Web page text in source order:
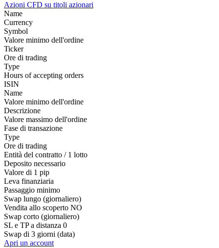
Azioni CFD su titoli azionari
Name
Currency
Symbol
Valore minimo dell'ordine
Ticker
Ore di trading
Type
Hours of accepting orders
ISIN
Name
Valore minimo dell'ordine
Descrizione
Valore massimo dell'ordine
Fase di transazione
Type
Ore di trading
Entità del contratto / 1 lotto
Deposito necessario
Valore di 1 pip
Leva finanziaria
Passaggio minimo
Swap lungo (giornaliero)
Vendita allo scoperto NO
Swap corto (giornaliero)
SL e TP a distanza 0
Swap di 3 giorni (data)
Apri un account